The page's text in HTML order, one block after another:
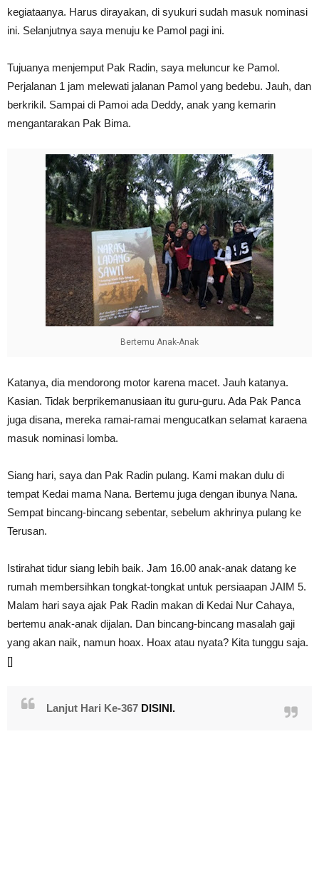
kegiataanya. Harus dirayakan, di syukuri sudah masuk nominasi
ini. Selanjutnya saya menuju ke Pamol pagi ini.
Tujuanya menjemput Pak Radin, saya meluncur ke Pamol.
Perjalanan 1 jam melewati jalanan Pamol yang bedebu. Jauh, dan
berkrikil. Sampai di Pamoi ada Deddy, anak yang kemarin
mengantarakan Pak Bima.
Bertemu Anak-Anak
Katanya, dia mendorong motor karena macet. Jauh katanya.
Kasian. Tidak berprikemanusiaan itu guru-guru. Ada Pak Panca
juga disana, mereka ramai-ramai mengucatkan selamat karaena
masuk nominasi lomba.
Siang hari, saya dan Pak Radin pulang. Kami makan dulu di
tempat Kedai mama Nana. Bertemu juga dengan ibunya Nana.
Sempat bincang-bincang sebentar, sebelum akhrinya pulang ke
Terusan.
Istirahat tidur siang lebih baik. Jam 16.00 anak-anak datang ke
rumah membersihkan tongkat-tongkat untuk persiaapan JAIM 5.
Malam hari saya ajak Pak Radin makan di Kedai Nur Cahaya,
bertemu anak-anak dijalan. Dan bincang-bincang masalah gaji
yang akan naik, namun hoax. Hoax atau nyata? Kita tunggu saja.
[]
Lanjut Hari Ke-367 DISINI.